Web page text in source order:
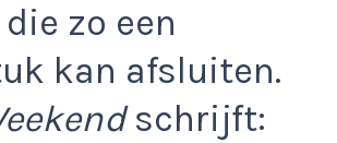
zo een
kan afsluiten.
schrijft: